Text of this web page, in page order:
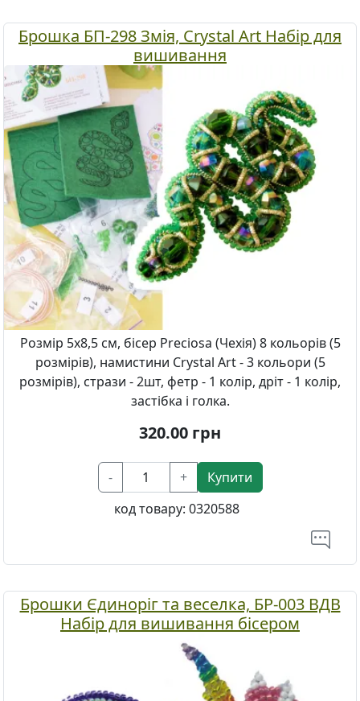
Брошка БП-298 Змія, Crystal Art Набір для
вишивання
Розмір 5х8,5 см, бісер Preciosa (Чехія) 8 кольорів (5
розмірів), намистини Crystal Art - 3 кольори (5
розмірів), стрази - 2шт, фетр - 1 колір, дріт - 1 колір,
застібка і голка.
320.00 грн
- +
Купити
код товару: 0320588
Брошки Єдиноріг та веселка, БР-003 ВДВ
Набір для вишивання бісером